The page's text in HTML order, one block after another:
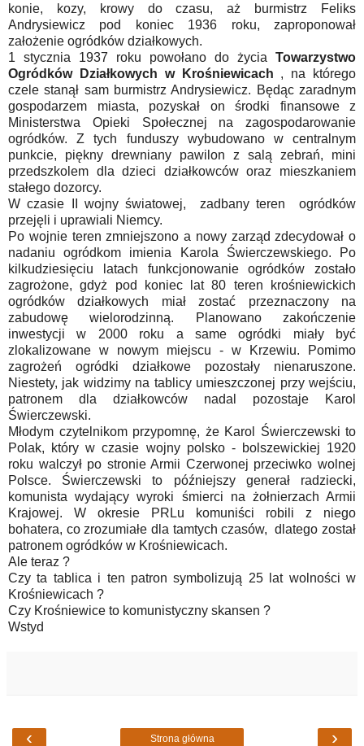
konie, kozy, krowy do czasu, aż burmistrz Feliks
Andrysiewicz pod koniec 1936 roku, zaproponował
założenie ogródków działkowych.
1 stycznia 1937 roku powołano do życia Towarzystwo
Ogródków Działkowych w Krośniewicach , na którego
czele stanął sam burmistrz Andrysiewicz. Będąc zaradnym
gospodarzem miasta, pozyskał on środki finansowe z
Ministerstwa Opieki Społecznej na zagospodarowanie
ogródków. Z tych funduszy wybudowano w centralnym
punkcie, piękny drewniany pawilon z salą zebrań, mini
przedszkolem dla dzieci działkowców oraz mieszkaniem
stałego dozorcy.
W czasie II wojny światowej, zadbany teren ogródków
przejęli i uprawiali Niemcy.
Po wojnie teren zmniejszono a nowy zarząd zdecydował o
nadaniu ogródkom imienia Karola Świerczewskiego. Po
kilkudziesięciu latach funkcjonowanie ogródków zostało
zagrożone, gdyż pod koniec lat 80 teren krośniewickich
ogródków działkowych miał zostać przeznaczony na
zabudowę wielorodzinną. Planowano zakończenie
inwestycji w 2000 roku a same ogródki miały być
zlokalizowane w nowym miejscu - w Krzewiu. Pomimo
zagrożeń ogródki działkowe pozostały nienaruszone.
Niestety, jak widzimy na tablicy umieszczonej przy wejściu,
patronem dla działkowców nadal pozostaje Karol
Świerczewski.
Młodym czytelnikom przypomnę, że Karol Świerczewski to
Polak, który w czasie wojny polsko - bolszewickiej 1920
roku walczył po stronie Armii Czerwonej przeciwko wolnej
Polsce. Świerczewski to późniejszy generał radziecki,
komunista wydający wyroki śmierci na żołnierzach Armii
Krajowej. W okresie PRLu komuniści robili z niego
bohatera, co zrozumiałe dla tamtych czasów, dlatego został
patronem ogródków w Krośniewicach.
Ale teraz ?
Czy ta tablica i ten patron symbolizują 25 lat wolności w
Krośniewicach ?
Czy Krośniewice to komunistyczny skansen ?
Wstyd
‹ ›
Strona główna